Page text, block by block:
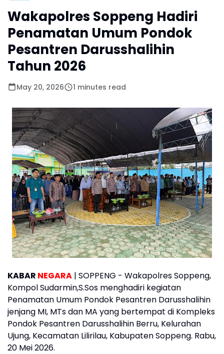
Wakapolres Soppeng Hadiri
Penamatan Umum Pondok
Pesantren Darusshalihin
Tahun 2026
May 20, 2026 1 minutes read
KABAR NEGARA | SOPPENG - Wakapolres Soppeng,
Kompol Sudarmin,S.Sos menghadiri kegiatan
Penamatan Umum Pondok Pesantren Darusshalihin
jenjang MI, MTs dan MA yang bertempat di Kompleks
Pondok Pesantren Darusshalihin Berru, Kelurahan
Ujung, Kecamatan Lilirilau, Kabupaten Soppeng. Rabu,
20 Mei 2026.